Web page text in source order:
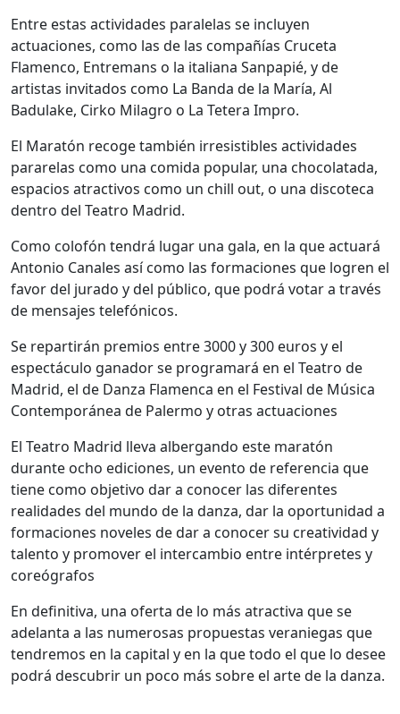
Entre estas actividades paralelas se incluyen
actuaciones, como las de las compañías Cruceta
Flamenco, Entremans o la italiana Sanpapié, y de
artistas invitados como La Banda de la María, Al
Badulake, Cirko Milagro o La Tetera Impro.
El Maratón recoge también irresistibles actividades
pararelas como una comida popular, una chocolatada,
espacios atractivos como un chill out, o una discoteca
dentro del Teatro Madrid.
Como colofón tendrá lugar una gala, en la que actuará
Antonio Canales así como las formaciones que logren el
favor del jurado y del público, que podrá votar a través
de mensajes telefónicos.
Se repartirán premios entre 3000 y 300 euros y el
espectáculo ganador se programará en el Teatro de
Madrid, el de Danza Flamenca en el Festival de Música
Contemporánea de Palermo y otras actuaciones
El Teatro Madrid lleva albergando este maratón
durante ocho ediciones, un evento de referencia que
tiene como objetivo dar a conocer las diferentes
realidades del mundo de la danza, dar la oportunidad a
formaciones noveles de dar a conocer su creatividad y
talento y promover el intercambio entre intérpretes y
coreógrafos
En definitiva, una oferta de lo más atractiva que se
adelanta a las numerosas propuestas veraniegas que
tendremos en la capital y en la que todo el que lo desee
podrá descubrir un poco más sobre el arte de la danza.